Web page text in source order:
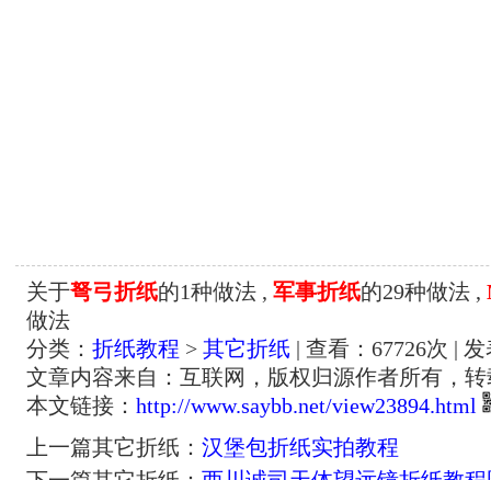
关于弩弓折纸的1种做法 , 军事折纸的29种做法 ,
做法
分类： 折纸教程 > 其它折纸 | 查看： 67726次 | 发
文章内容来自：互联网，版权归源作者所有，
本文链接： http://www.saybb.net/view23894.html
上一篇其它折纸： 汉堡包折纸实拍教程